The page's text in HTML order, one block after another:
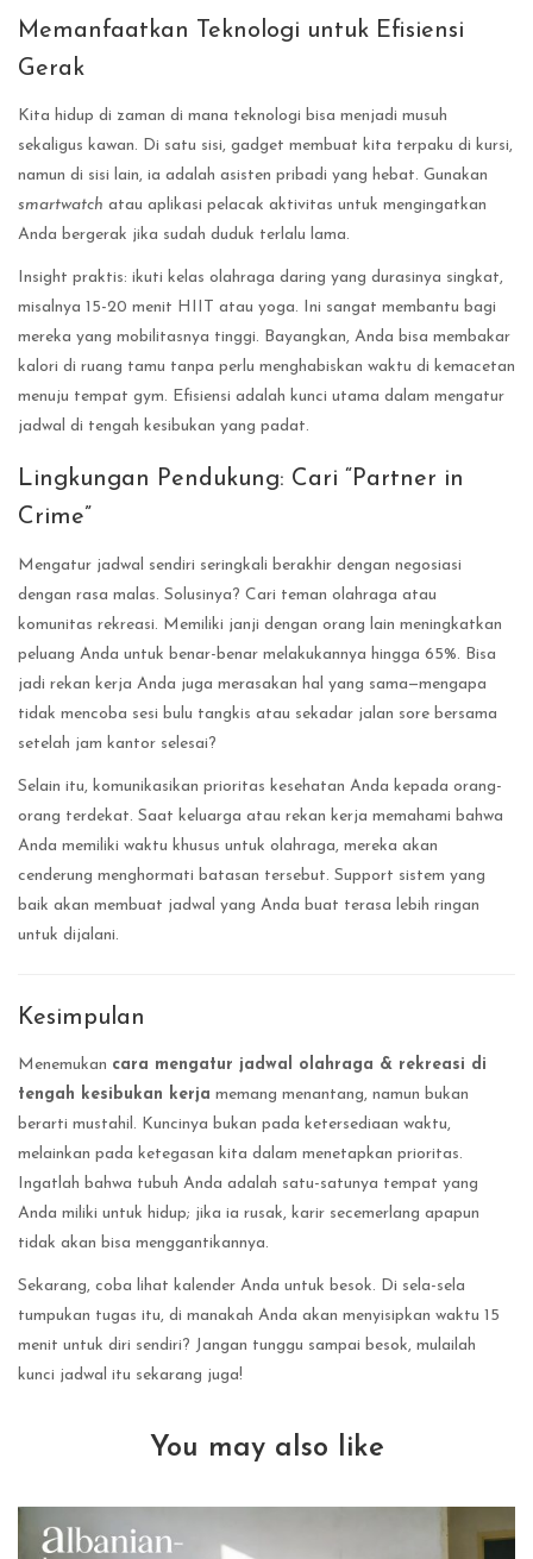
Memanfaatkan Teknologi untuk Efisiensi
Gerak
Kita hidup di zaman di mana teknologi bisa menjadi musuh
sekaligus kawan. Di satu sisi, gadget membuat kita terpaku di kursi,
namun di sisi lain, ia adalah asisten pribadi yang hebat. Gunakan
smartwatch atau aplikasi pelacak aktivitas untuk mengingatkan
Anda bergerak jika sudah duduk terlalu lama.
Insight praktis: ikuti kelas olahraga daring yang durasinya singkat,
misalnya 15-20 menit HIIT atau yoga. Ini sangat membantu bagi
mereka yang mobilitasnya tinggi. Bayangkan, Anda bisa membakar
kalori di ruang tamu tanpa perlu menghabiskan waktu di kemacetan
menuju tempat gym. Efisiensi adalah kunci utama dalam mengatur
jadwal di tengah kesibukan yang padat.
Lingkungan Pendukung: Cari “Partner in
Crime”
Mengatur jadwal sendiri seringkali berakhir dengan negosiasi
dengan rasa malas. Solusinya? Cari teman olahraga atau
komunitas rekreasi. Memiliki janji dengan orang lain meningkatkan
peluang Anda untuk benar-benar melakukannya hingga 65%. Bisa
jadi rekan kerja Anda juga merasakan hal yang sama—mengapa
tidak mencoba sesi bulu tangkis atau sekadar jalan sore bersama
setelah jam kantor selesai?
Selain itu, komunikasikan prioritas kesehatan Anda kepada orang-
orang terdekat. Saat keluarga atau rekan kerja memahami bahwa
Anda memiliki waktu khusus untuk olahraga, mereka akan
cenderung menghormati batasan tersebut. Support sistem yang
baik akan membuat jadwal yang Anda buat terasa lebih ringan
untuk dijalani.
Kesimpulan
Menemukan cara mengatur jadwal olahraga & rekreasi di
tengah kesibukan kerja memang menantang, namun bukan
berarti mustahil. Kuncinya bukan pada ketersediaan waktu,
melainkan pada ketegasan kita dalam menetapkan prioritas.
Ingatlah bahwa tubuh Anda adalah satu-satunya tempat yang
Anda miliki untuk hidup; jika ia rusak, karir secemerlang apapun
tidak akan bisa menggantikannya.
Sekarang, coba lihat kalender Anda untuk besok. Di sela-sela
tumpukan tugas itu, di manakah Anda akan menyisipkan waktu 15
menit untuk diri sendiri? Jangan tunggu sampai besok, mulailah
kunci jadwal itu sekarang juga!
You may also like